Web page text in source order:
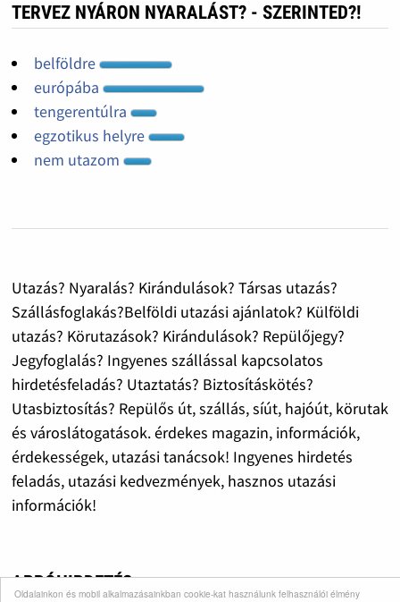
Oldalainkon és mobil alkalmazásainkban cookie-kat használunk felhasználói élmény
TERVEZ NYÁRON NYARALÁST? - SZERINTED?!
belföldre
európába
tengerentúlra
egzotikus helyre
nem utazom
Utazás? Nyaralás? Kirándulások? Társas utazás?
Szállásfoglakás?Belföldi utazási ajánlatok? Külföldi
utazás? Körutazások? Kirándulások? Repülőjegy?
Jegyfoglalás? Ingyenes szállással kapcsolatos
hirdetésfeladás? Utaztatás? Biztosításkötés?
Utasbiztosítás? Repülős út, szállás, síút, hajóút, körutak
és városlátogatások. érdekes magazin, információk,
érdekességek, utazási tanácsok! Ingyenes hirdetés
feladás, utazási kedvezmények, hasznos utazási
információk!
APRÓHIRDETÉS